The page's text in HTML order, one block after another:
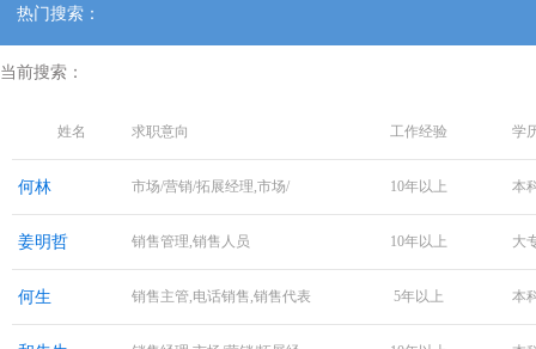
热门搜索：
当前搜索：
姓名 求职意向 工作经验 学
何林 市场/营销/拓展经理,市场/ 10年以上 本
姜明哲 销售管理,销售人员 10年以上 大
何生 销售主管,电话销售,销售代表 5年以上 本